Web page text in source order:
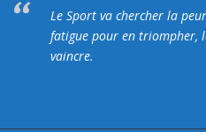
Le Sport va chercher la
fatigue pour en triompher,
vaincre.